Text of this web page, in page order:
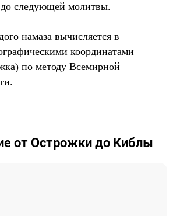
до следующей молитвы.
намаза вычисляется в
координатами
по методу Всемирной
от Острожки до Киблы